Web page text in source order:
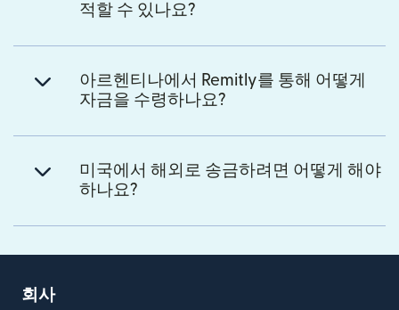
적할 수 있나요?
아르헨티나에서 Remitly를 통해 어떻게
자금을 수령하나요?
미국에서 해외로 송금하려면 어떻게 해야
하나요?
회사